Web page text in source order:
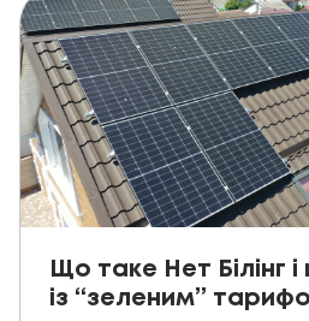
Що таке Нет Білінг
із “зеленим”